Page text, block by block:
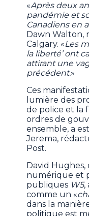
«Après deux
pandémie et
Canadiens en
Dawn Walton,
Calgary. «Les
la liberté’ ont
attirant une
précédent.»
Ces
lumière des
de police et la
ordres de
ensemble, a
Jerema,
Post.
David
numérique et
publiques W5,
comme un «
dans la
politique est